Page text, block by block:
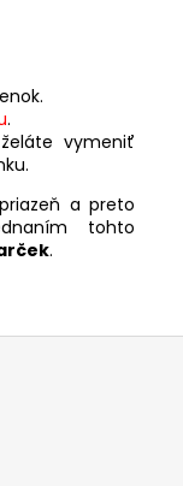
.
vymeniť
a preto
tohto
.